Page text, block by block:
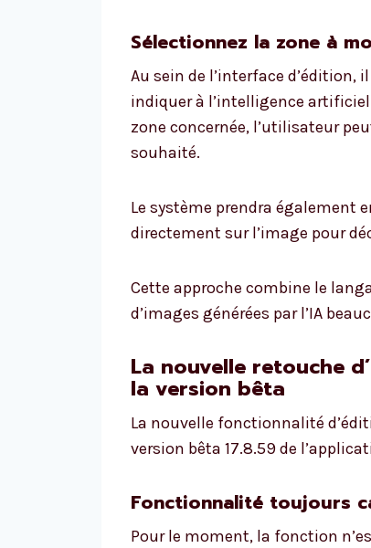
Sélectionnez la zone à
Au sein de l’interface d’édition,
indiquer à l’intelligence
zone concernée, l’utilisateur
souhaité.
Le système prendra également
directement sur l’image pour
Cette approche combine le
d’images générées par l’IA
La nouvelle retouche
la version bêta
La nouvelle fonctionnalité
version bêta 17.8.59 de
Fonctionnalité toujours
Pour le moment, la fonction